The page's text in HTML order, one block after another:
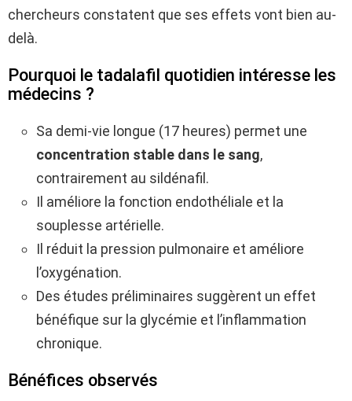
chercheurs constatent que ses effets vont bien au-
delà.
Pourquoi le tadalafil quotidien intéresse les
médecins ?
Sa demi-vie longue (17 heures) permet une
concentration stable dans le sang,
contrairement au sildénafil.
Il améliore la fonction endothéliale et la
souplesse artérielle.
Il réduit la pression pulmonaire et améliore
l’oxygénation.
Des études préliminaires suggèrent un effet
bénéfique sur la glycémie et l’inflammation
chronique.
Bénéfices observés